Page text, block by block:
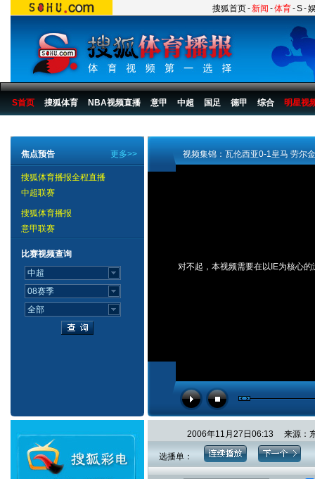
搜狐首页-新闻 -体育-S-
S首页 搜狐体育 NBA视频直播 意甲 中超 国足 德甲 综合 明星视
更多>>
焦点预告
搜狐体育播报全程直播
中超联赛
搜狐体育播报
意甲联赛
比赛视频查询
视频集锦：瓦伦西亚0-1皇马 劳尔
对不起，本视频需要在以IE为核心的
2006年11月27日06:13 来源：
选播单：